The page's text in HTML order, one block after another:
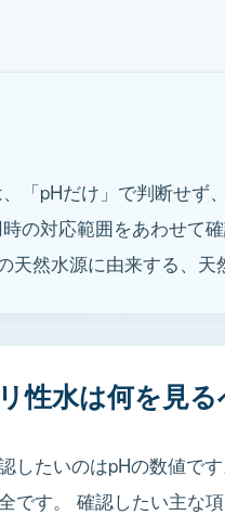
「pHだけ」で判断せ
の対応範囲をあわせて
然水源に由来する、天
性水は何を見
したいのはpHの数値で
す。 確認したい主な項